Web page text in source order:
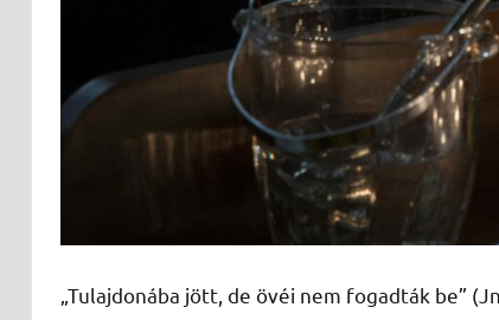
„Tulajdonába jött, de övéi nem fogadták be”